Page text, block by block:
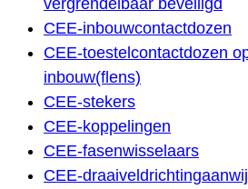
CEE-inbouwcontactdozen
CEE-toestelcontactdozen
inbouw(flens)
CEE-stekers
CEE-koppelingen
CEE-fasenwisselaars
CEE-